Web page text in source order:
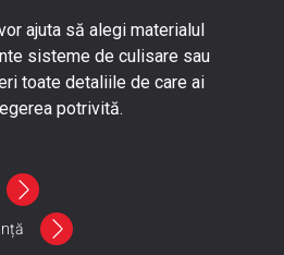
ajuta să alegi materialul
sisteme de culisare sau
toate detaliile de care ai
potrivită.